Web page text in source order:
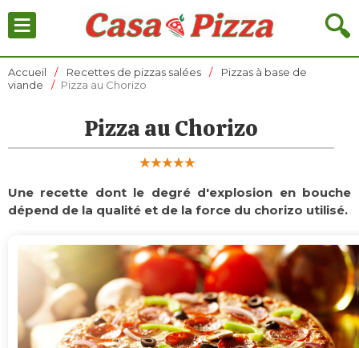
🔍
≡
Accueil Recettes de pizzas salées
Pizzas à base de
viande
Pizza au Chorizo
Pizza au Chorizo
Une recette dont le degré d'explosion en bouche
dépend de la qualité et de la force du chorizo utilisé.